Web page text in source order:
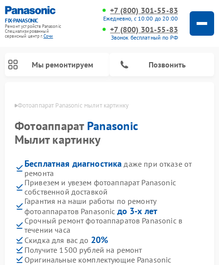
FIX-PANASONIC
Ремонт устройств Panasonic
Специализированный
cервисный центр г.Сочи
+7 (800) 301-55-83
Ежедневно, с 10:00 до 20:00
+7 (800) 301-55-83
Звонок бесплатный по РФ
Мы ремонтируем Позвонить
Фотоаппарат Panasonic мылит картинку
Фотоаппарат Panasonic
Мылит картинку
Бесплатная диагностика даже при отказе от
ремонта
Привезем и увезем фотоаппарат Panasonic
собственной доставкой
Гарантия на наши работы по ремонту
фотоаппаратов Panasonic до 3-х лет
Срочный ремонт фотоаппаратов Panasonic в
течении часа
Скидка для вас до 20%
Получите 1500 рублей на ремонт
Оригинальные комплектующие Panasonic